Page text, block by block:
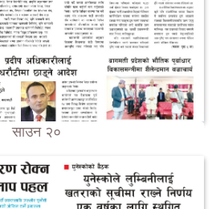
साउन २०